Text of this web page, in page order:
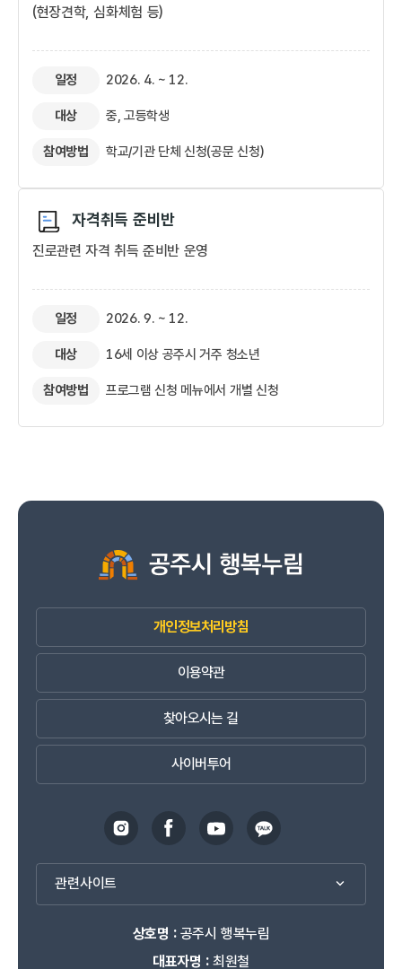
(현장견학, 심화체험 등)
일정 2026. 4. ~ 12.
대상 중, 고등학생
참여방법 학교/기관 단체 신청(공문 신청)
자격취득 준비반​
진로관련 자격 취득 준비반 운영
일정 2026. 9. ~ 12.
대상 16세 이상 공주시 거주 청소년
참여방법 프로그램 신청 메뉴에서 개별 신청
개인정보처리방침
이용약관
찾아오시는 길
사이버투어
관련사이트
상호명 :공주시 행복누림
대표자명 :최원철